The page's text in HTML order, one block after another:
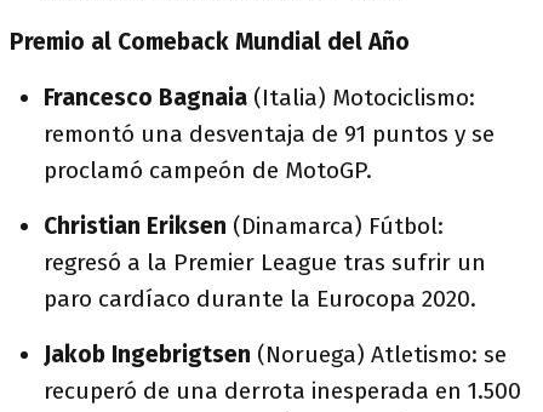
Premio al Comeback Mundial del Año
Francesco Bagnaia (Italia) Motociclismo:
remontó una desventaja de 91 puntos y se
proclamó campeón de MotoGP.
Christian Eriksen (Dinamarca) Fútbol:
regresó a la Premier League tras sufrir un
paro cardíaco durante la Eurocopa 2020.
Jakob Ingebrigtsen (Noruega) Atletismo: se
recuperó de una derrota inesperada en 1.500